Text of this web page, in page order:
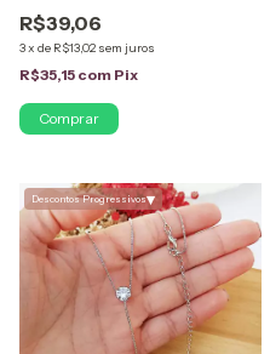
R$39,06
3x de R$13,02 sem juros
R$35,15 com Pix
Descontos Progressivos▾